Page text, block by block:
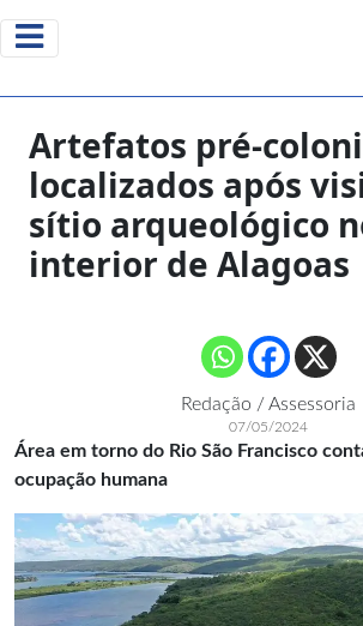
Artefatos pré-
localizados após
sítio arqueológico
interior de Alagoas
Redação / Assessoria
07/05/2024
Área em torno do Rio São Francisco
ocupação humana